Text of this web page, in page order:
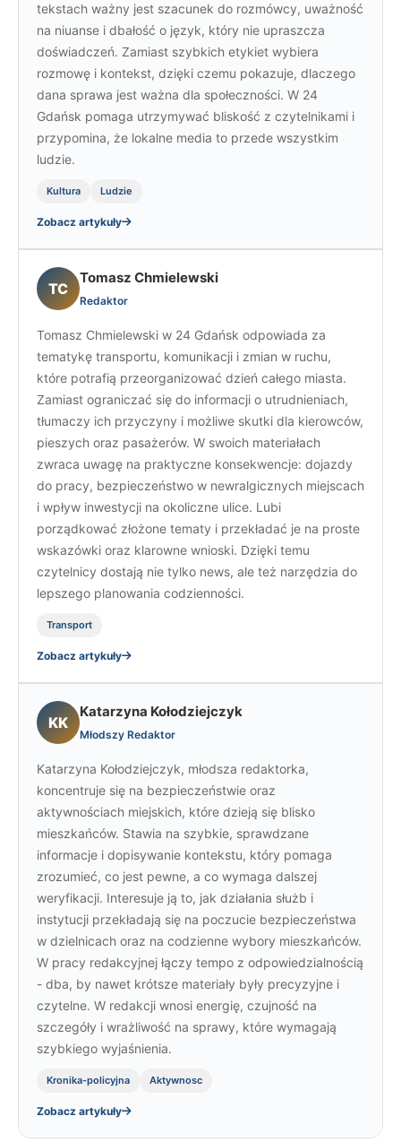
tekstach ważny jest szacunek do rozmówcy, uważność
na niuanse i dbałość o język, który nie upraszcza
doświadczeń. Zamiast szybkich etykiet wybiera
rozmowę i kontekst, dzięki czemu pokazuje, dlaczego
dana sprawa jest ważna dla społeczności. W 24
Gdańsk pomaga utrzymywać bliskość z czytelnikami i
przypomina, że lokalne media to przede wszystkim
ludzie.
Kultura Ludzie
Zobacz artykuły
TC
Tomasz Chmielewski
Redaktor
Tomasz Chmielewski w 24 Gdańsk odpowiada za
tematykę transportu, komunikacji i zmian w ruchu,
które potrafią przeorganizować dzień całego miasta.
Zamiast ograniczać się do informacji o utrudnieniach,
tłumaczy ich przyczyny i możliwe skutki dla kierowców,
pieszych oraz pasażerów. W swoich materiałach
zwraca uwagę na praktyczne konsekwencje: dojazdy
do pracy, bezpieczeństwo w newralgicznych miejscach
i wpływ inwestycji na okoliczne ulice. Lubi
porządkować złożone tematy i przekładać je na proste
wskazówki oraz klarowne wnioski. Dzięki temu
czytelnicy dostają nie tylko news, ale też narzędzia do
lepszego planowania codzienności.
Transport
Zobacz artykuły
KK
Katarzyna Kołodziejczyk
Młodszy Redaktor
Katarzyna Kołodziejczyk, młodsza redaktorka,
koncentruje się na bezpieczeństwie oraz
aktywnościach miejskich, które dzieją się blisko
mieszkańców. Stawia na szybkie, sprawdzane
informacje i dopisywanie kontekstu, który pomaga
zrozumieć, co jest pewne, a co wymaga dalszej
weryfikacji. Interesuje ją to, jak działania służb i
instytucji przekładają się na poczucie bezpieczeństwa
w dzielnicach oraz na codzienne wybory mieszkańców.
W pracy redakcyjnej łączy tempo z odpowiedzialnością
- dba, by nawet krótsze materiały były precyzyjne i
czytelne. W redakcji wnosi energię, czujność na
szczegóły i wrażliwość na sprawy, które wymagają
szybkiego wyjaśnienia.
Kronika-policyjna Aktywnosc
Zobacz artykuły